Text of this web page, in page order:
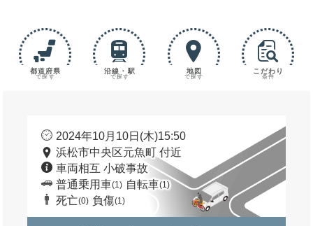
都道府県
で探す
沿線・駅
で探す
地図
で探す
こだわり
条件
2024年10月10日(木)15:50
浜松市中央区元魚町 付近
車両相互 小破事故
普通乗用車(1) 自転車(1)
死亡(0) 負傷(1)